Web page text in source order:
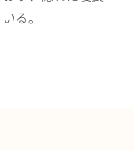
る。